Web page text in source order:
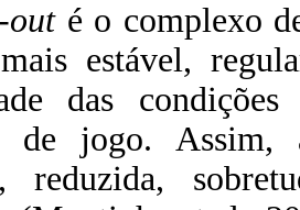
outé o complexo
estável,
das condições
de jogo. Assim,
reduzida,